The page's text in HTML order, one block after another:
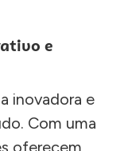
e
inovadora e
Com uma
oferecem